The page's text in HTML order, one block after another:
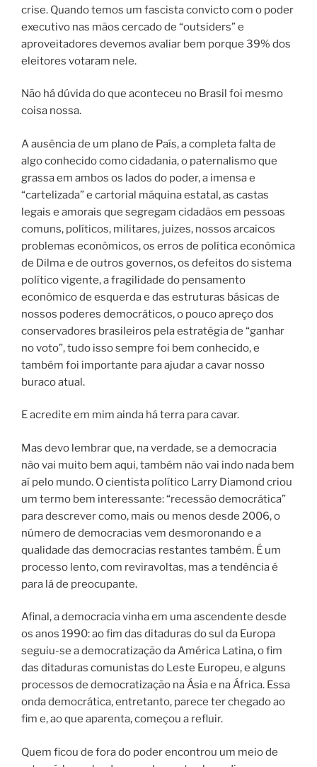
crise. Quando temos um fascista convicto com o poder
executivo nas mãos cercado de “outsiders” e
aproveitadores devemos avaliar bem porque 39% dos
eleitores votaram nele.
Não há dúvida do que aconteceu no Brasil foi mesmo
coisa nossa.
A ausência de um plano de País, a completa falta de
algo conhecido como cidadania, o paternalismo que
grassa em ambos os lados do poder, a imensa e
“cartelizada” e cartorial máquina estatal, as castas
legais e amorais que segregam cidadãos em pessoas
comuns, políticos, militares, juizes, nossos arcaicos
problemas econômicos, os erros de política econômica
de Dilma e de outros governos, os defeitos do sistema
político vigente, a fragilidade do pensamento
econômico de esquerda e das estruturas básicas de
nossos poderes democráticos, o pouco apreço dos
conservadores brasileiros pela estratégia de “ganhar
no voto”, tudo isso sempre foi bem conhecido, e
também foi importante para ajudar a cavar nosso
buraco atual.
E acredite em mim ainda há terra para cavar.
Mas devo lembrar que, na verdade, se a democracia
não vai muito bem aqui, também não vai indo nada bem
aí pelo mundo. O cientista político Larry Diamond criou
um termo bem interessante: “recessão democrática”
para descrever como, mais ou menos desde 2006, o
número de democracias vem desmoronando e a
qualidade das democracias restantes também. É um
processo lento, com reviravoltas, mas a tendência é
para lá de preocupante.
Afinal, a democracia vinha em uma ascendente desde
os anos 1990: ao fim das ditaduras do sul da Europa
seguiu-se a democratização da América Latina, o fim
das ditaduras comunistas do Leste Europeu, e alguns
processos de democratização na Ásia e na África. Essa
onda democrática, entretanto, parece ter chegado ao
fim e, ao que aparenta, começou a refluir.
Quem ficou de fora do poder encontrou um meio de